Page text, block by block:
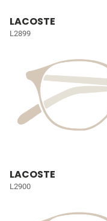
LACOSTE
L2899
LACOSTE
L2900